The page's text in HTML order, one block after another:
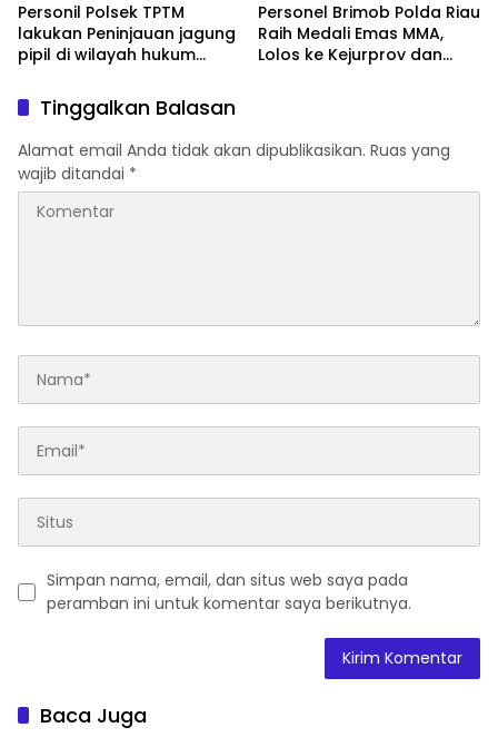
Personil Polsek TPTM
lakukan Peninjauan jagung
pipil di wilayah hukum
Personel Brimob Polda Riau
Raih Medali Emas MMA,
Lolos ke Kejurprov dan
Tinggalkan Balasan
Alamat email Anda tidak akan dipublikasikan. Ruas yang
wajib ditandai *
Simpan nama, email, dan situs web saya pada
peramban ini untuk komentar saya berikutnya.
Baca Juga